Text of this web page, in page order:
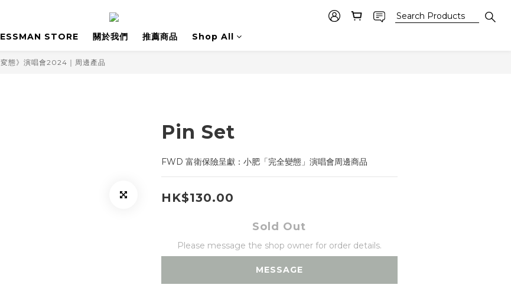
STORE
關於我們 推薦商品 Shop All
態》演唱會2024｜周邊產品
Pin Set
FWD 富衛保險呈獻：小肥「完全變態」演唱會周邊商品
HK$130.00
Sold Out
Please message the shop owner for order details.
MESSAGE